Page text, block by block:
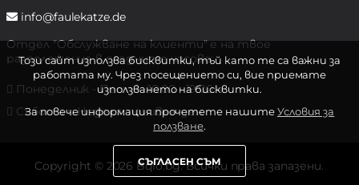
info@faulekatze.de
Отдел "Обслужване на клиенти" е на твое
разположение в следните часове:
Понеделник - Петък: 10:00 - 19:00 ч.
Събота и Неделя: почивен ден
Copyright © 2026 Bqlo.bg. Всички права запазени.
Този сайт използва бисквитки, тъй като те са важни за
работата му. Чрез посещението си, вие приемате
използването на бисквитки.
За повече информация прочетете нашитеУсловия за
ползване.
СЪГЛАСЕН СЪМ